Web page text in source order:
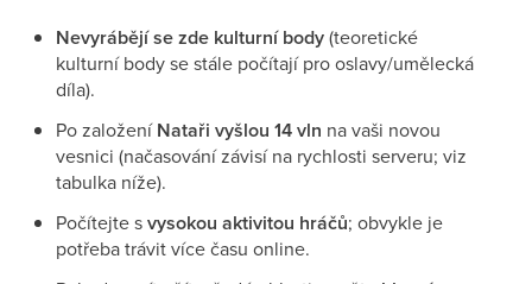
Nevyrábějí se zde kulturní body(teoretické
kulturní body se stále počítají pro oslavy/umělecká
díla).
Po založeníNataři vyšlou 14 vln na vaši novou
vesnici (načasování závisí na rychlosti serveru; viz
tabulka níže).
Počítejte svysokou aktivitou hráčů; obvykle je
potřeba trávit více času online.